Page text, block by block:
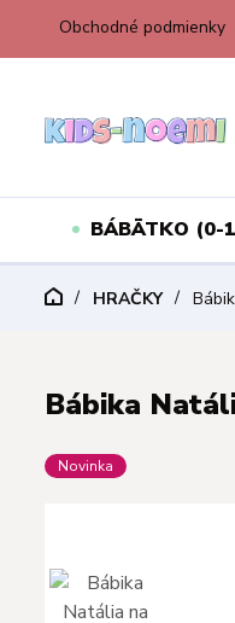
Obchodné podmienky
BÁBÄTKO (0-
HRAČKY
Bábika
Novinka